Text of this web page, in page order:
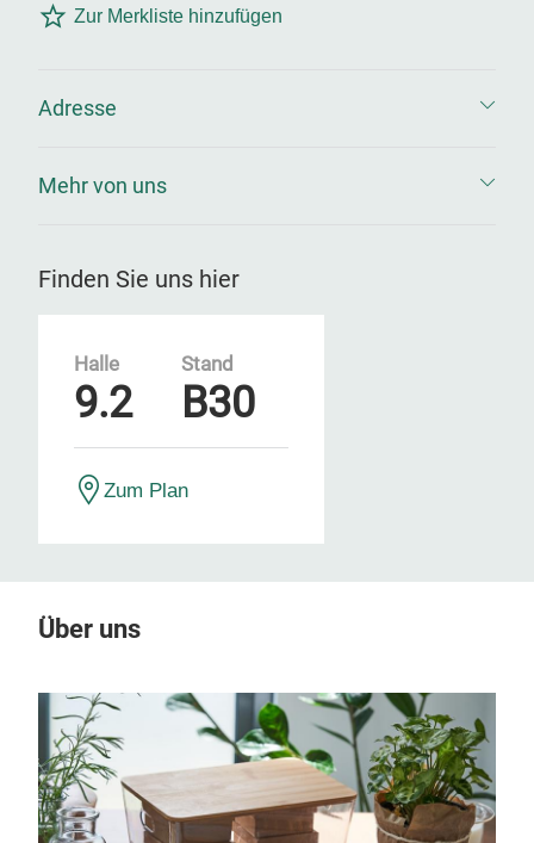
Zur Merkliste hinzufügen
Adresse
Mehr von uns
Finden Sie uns hier
Halle
9.2
Stand
B30
Zum Plan
Über uns